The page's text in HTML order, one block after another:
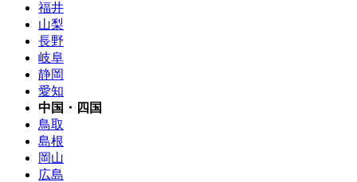
福井
山梨
長野
岐阜
静岡
愛知
中国・四国
鳥取
島根
岡山
広島